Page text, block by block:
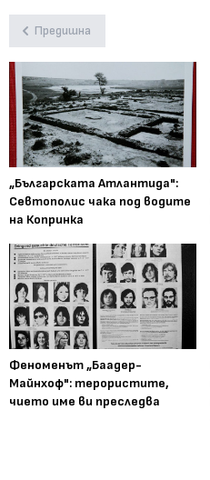
Предишна
„Българската Атлантида":
Севтополис чака под водите
на Копринка
Феноменът „Баадер-
Майнхоф": терористите,
чието име ви преследва